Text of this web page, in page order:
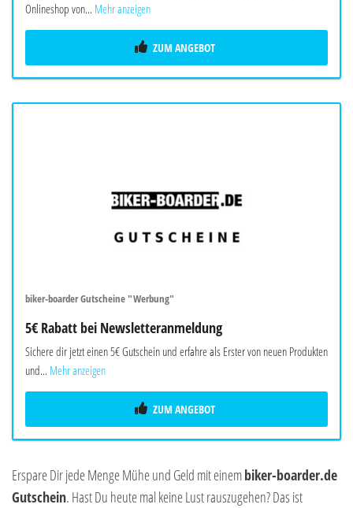
Onlineshop von... Mehr anzeigen
ZUM ANGEBOT
biker-boarder Gutscheine "Werbung"
5€ Rabatt bei Newsletteranmeldung
Sichere dir jetzt einen 5€ Gutschein und erfahre als Erster von neuen Produkten
und... Mehr anzeigen
ZUM ANGEBOT
Erspare Dir jede Menge Mühe und Geld mit einembiker-boarder.de
Gutschein. Hast Du heute mal keine Lust rauszugehen? Das ist